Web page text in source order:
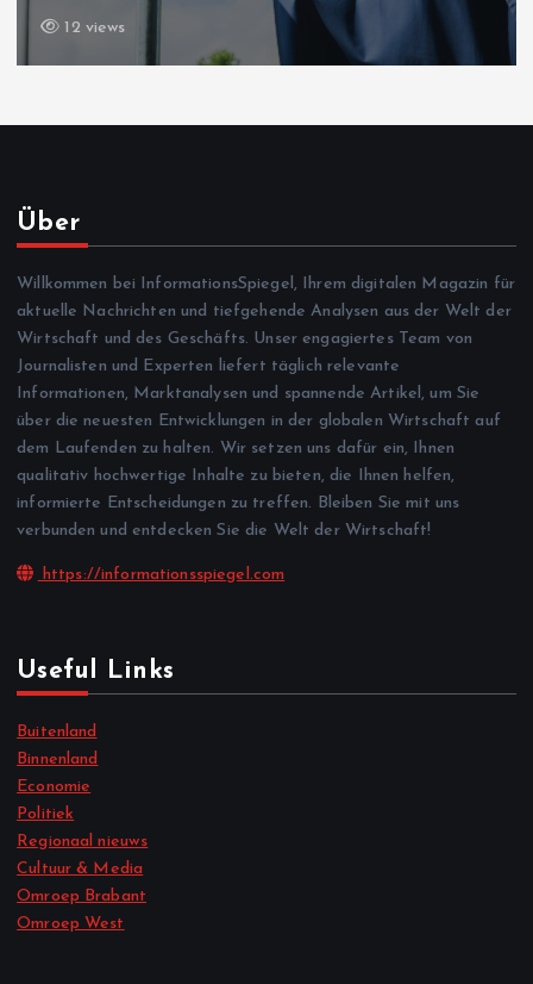
12 views
Über
Willkommen bei InformationsSpiegel, Ihrem digitalen Magazin für
aktuelle Nachrichten und tiefgehende Analysen aus der Welt der
Wirtschaft und des Geschäfts. Unser engagiertes Team von
Journalisten und Experten liefert täglich relevante
Informationen, Marktanalysen und spannende Artikel, um Sie
über die neuesten Entwicklungen in der globalen Wirtschaft auf
dem Laufenden zu halten. Wir setzen uns dafür ein, Ihnen
qualitativ hochwertige Inhalte zu bieten, die Ihnen helfen,
informierte Entscheidungen zu treffen. Bleiben Sie mit uns
verbunden und entdecken Sie die Welt der Wirtschaft!
https://informationsspiegel.com
Useful Links
Buitenland
Binnenland
Economie
Politiek
Regionaal nieuws
Cultuur & Media
Omroep Brabant
Omroep West